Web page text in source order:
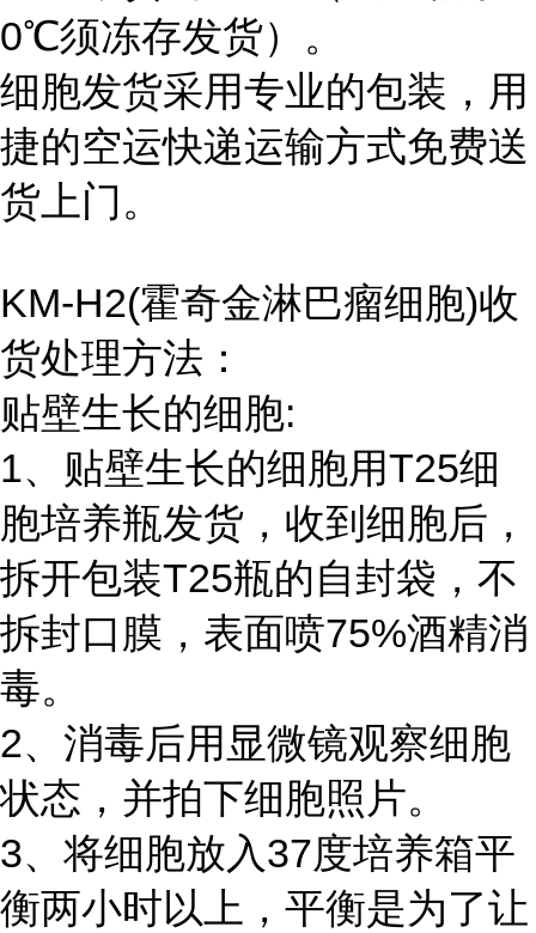
0℃须冻存发货）。
细胞发货采用专业的包装，用
捷的空运快递运输方式免费送
货上门。
KM-H2(霍奇金淋巴瘤细胞)收
货处理方法：
贴壁生长的细胞:
1、贴壁生长的细胞用T25细
胞培养瓶发货，收到细胞后，
拆开包装T25瓶的自封袋，不
拆封口膜，表面喷75%酒精消
毒。
2、消毒后用显微镜观察细胞
状态，并拍下细胞照片。
3、将细胞放入37度培养箱平
衡两小时以上，平衡是为了让